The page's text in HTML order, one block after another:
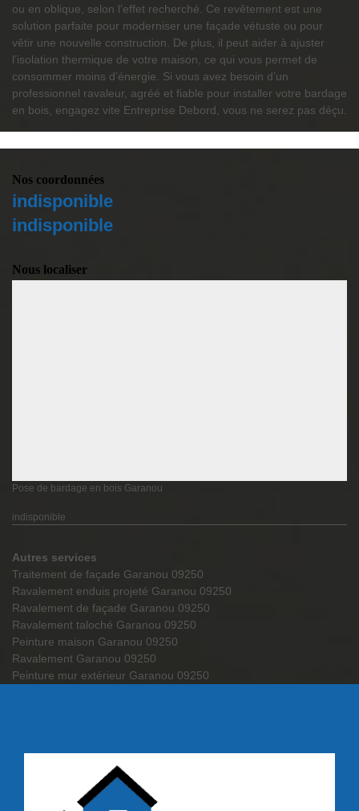
ou en oblique, selon l’effet recherché. Ce revêtement est une
solution parfaite pour moderniser une façade vétuste ou pour
vêtir une nouvelle construction. De plus, il peut aider à ajuster
l’isolation thermique de votre maison, ce qui vous permet de
consommer moins d’énergie. Si vous avez besoin d’un
professionnel ravaleur, agréé et fiable pour installer votre bardage
en bois, engagez vite Entreprise Debord, vous ne serez pas déçu.
Nos coordonnées
indisponible
indisponible
Nous localiser
Pose de bardage en bois Garanou
indisponible
Autres services
Traitement de façade Garanou 09250
Ravalement enduis projeté Garanou 09250
Ravalement de façade Garanou 09250
Ravalement taloché Garanou 09250
Peinture maison Garanou 09250
Ravalement Garanou 09250
Peinture mur extérieur Garanou 09250